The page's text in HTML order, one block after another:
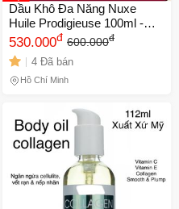
Dầu Khô Đa Năng Nuxe
Huile Prodigieuse 100ml -
Dưỡng Da và Tóc, Giải Pháp
Chăm Sóc Da Mùa Đông,
ngừa Lão Hóa, Mềm Mịn tự
nhiên
530.000đ 600.000đ
4 Đã bán
Hồ Chí Minh